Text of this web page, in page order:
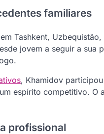
familiares
Tashkent,
jovem a seguir a sua
, Khamidov
espírito competitivo. O
profissional